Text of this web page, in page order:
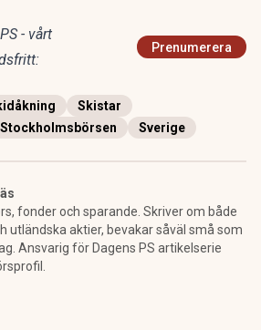
- vårt
Prenumerera
Skistar
Stockholmsbörsen Sverige
fonder och sparande. Skriver om både
utländska aktier, bevakar såväl små som
Ansvarig för Dagens PS artikelserie